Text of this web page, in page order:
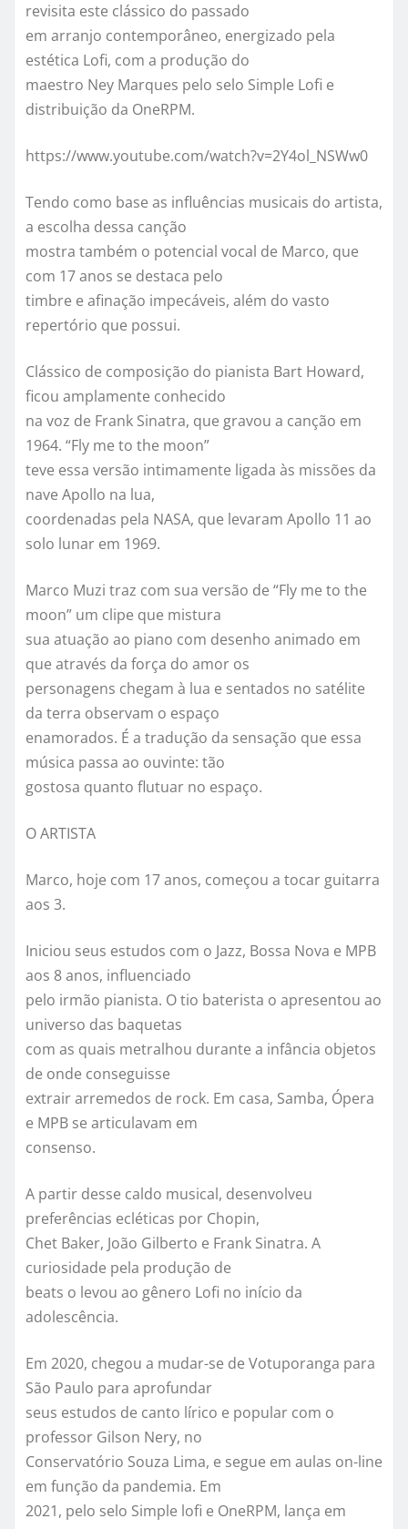
revisita este clássico do passado
em arranjo contemporâneo, energizado pela
estética Lofi, com a produção do
maestro Ney Marques pelo selo Simple Lofi e
distribuição da OneRPM.
https://www.youtube.com/watch?v=2Y4ol_NSWw0
Tendo como base as influências musicais do artista,
a escolha dessa canção
mostra também o potencial vocal de Marco, que
com 17 anos se destaca pelo
timbre e afinação impecáveis, além do vasto
repertório que possui.
Clássico de composição do pianista Bart Howard,
ficou amplamente conhecido
na voz de Frank Sinatra, que gravou a canção em
1964. “Fly me to the moon”
teve essa versão intimamente ligada às missões da
nave Apollo na lua,
coordenadas pela NASA, que levaram Apollo 11 ao
solo lunar em 1969.
Marco Muzi traz com sua versão de “Fly me to the
moon” um clipe que mistura
sua atuação ao piano com desenho animado em
que através da força do amor os
personagens chegam à lua e sentados no satélite
da terra observam o espaço
enamorados. É a tradução da sensação que essa
música passa ao ouvinte: tão
gostosa quanto flutuar no espaço.
O ARTISTA
Marco, hoje com 17 anos, começou a tocar guitarra
aos 3.
Iniciou seus estudos com o Jazz, Bossa Nova e MPB
aos 8 anos, influenciado
pelo irmão pianista. O tio baterista o apresentou ao
universo das baquetas
com as quais metralhou durante a infância objetos
de onde conseguisse
extrair arremedos de rock. Em casa, Samba, Ópera
e MPB se articulavam em
consenso.
A partir desse caldo musical, desenvolveu
preferências ecléticas por Chopin,
Chet Baker, João Gilberto e Frank Sinatra. A
curiosidade pela produção de
beats o levou ao gênero Lofi no início da
adolescência.
Em 2020, chegou a mudar-se de Votuporanga para
São Paulo para aprofundar
seus estudos de canto lírico e popular com o
professor Gilson Nery, no
Conservatório Souza Lima, e segue em aulas on-line
em função da pandemia. Em
2021, pelo selo Simple lofi e OneRPM, lança em